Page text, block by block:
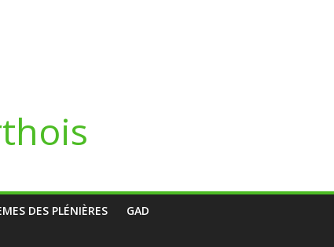
DES PLÉNIÈRES GAD